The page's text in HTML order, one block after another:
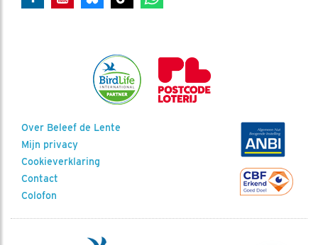
Over Beleef de Lente
Mijn privacy
Cookieverklaring
Contact
Colofon